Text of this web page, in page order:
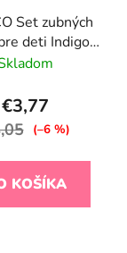
Set zubných
deti Indigo-
6-36m, 2ks
€3,77
(–6 %)
KOŠÍKA